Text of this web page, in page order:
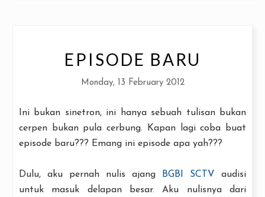
EPISODE BARU
Monday, 13 February 2012
Ini bukan sinetron, ini hanya sebuah tulisan bukan
cerpen bukan pula cerbung. Kapan lagi coba buat
episode baru??? Emang ini episode apa yah???
Dulu, aku pernah nulis ajang BGBI SCTV
audisi
untuk masuk delapan besar. Aku nulisnya dari